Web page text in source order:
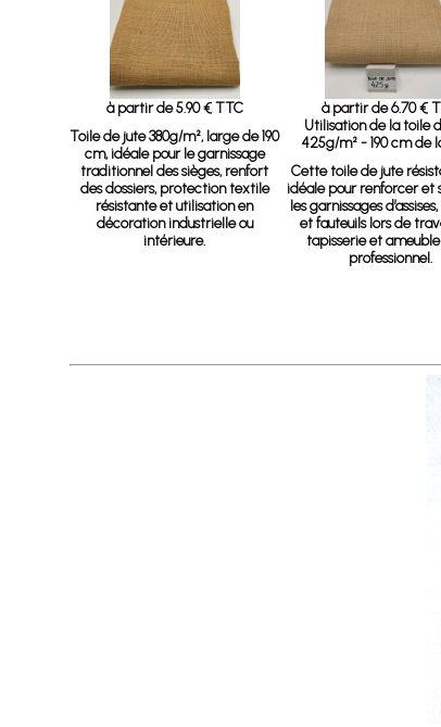
à partir de 5.90 € TTC
Toile de jute 380g/m², large de 190
cm, idéale pour le garnissage
traditionnel des sièges, renfort
des dossiers, protection textile
résistante et utilisation en
décoration industrielle ou
intérieure.
à partir de 6.70 €
Utilisation de la toile
425g/m² - 190 cm de
Cette toile de jute
idéale pour renforcer et
les garnissages
et fauteuils lors de
tapisserie et
professionnel.